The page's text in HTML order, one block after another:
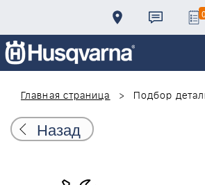
0
Главная страница
Подбор
Назад